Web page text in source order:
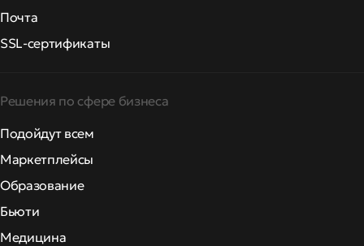
Почта
SSL-сертификаты
Решения по сфере бизнеса
Подойдут всем
Маркетплейсы
Образование
Бьюти
Медицина